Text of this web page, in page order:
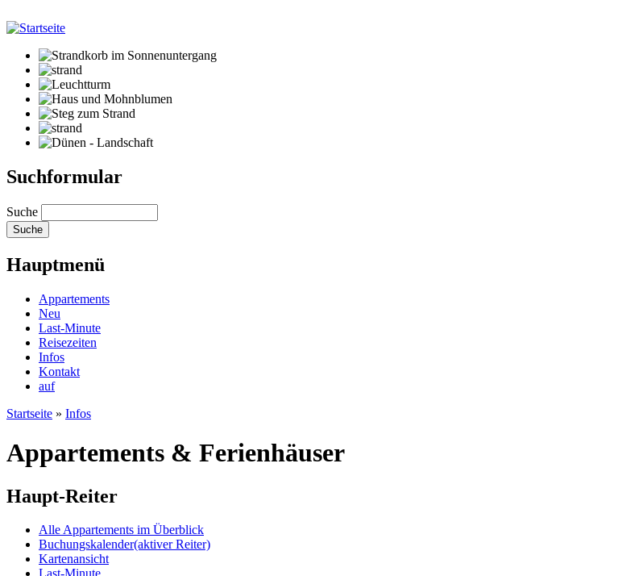
Suchformular
Suche
Hauptmenü
Appartements
Neu
Last-Minute
Reisezeiten
Infos
Kontakt
auf
Startseite » Infos
Appartements & Ferienhäuser
Haupt-Reiter
Alle Appartements im Überblick
Buchungskalender(aktiver Reiter)
Kartenansicht